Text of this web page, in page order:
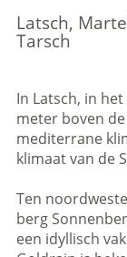
Latsch,
Tarsch
In Latsch, in
meter boven
mediterrane
klimaat van de
Ten
berg
een idyllisch